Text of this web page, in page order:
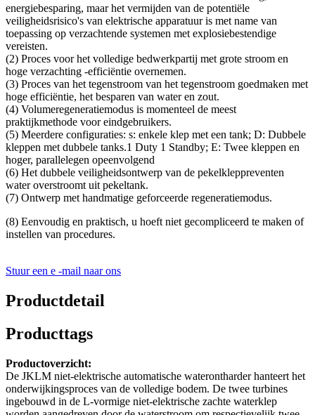
energiebesparing, maar het vermijden van de potentiële
veiligheidsrisico's van elektrische apparatuur is met name van
toepassing op verzachtende systemen met explosiebestendige
vereisten.
(2) Proces voor het volledige bedwerkpartij met grote stroom en
hoge verzachting -efficiëntie overnemen.
(3) Proces van het tegenstroom van het tegenstroom goedmaken met
hoge efficiëntie, het besparen van water en zout.
(4) Volumeregeneratiemodus is momenteel de meest
praktijkmethode voor eindgebruikers.
(5) Meerdere configuraties: s: enkele klep met een tank; D: Dubbele
kleppen met dubbele tanks.1 Duty 1 Standby; E: Twee kleppen en
hoger, parallelegen opeenvolgend
(6) Het dubbele veiligheidsontwerp van de pekelkleppreventen
water overstroomt uit pekeltank.
(7) Ontwerp met handmatige geforceerde regeneratiemodus.
(8) Eenvoudig en praktisch, u hoeft niet gecompliceerd te maken of
instellen van procedures.
Stuur een e -mail naar ons
Productdetail
Producttags
Productoverzicht:
De JKLM niet-elektrische automatische waterontharder hanteert het
onderwijkingsproces van de volledige bodem. De twee turbines
ingebouwd in de L-vormige niet-elektrische zachte waterklep